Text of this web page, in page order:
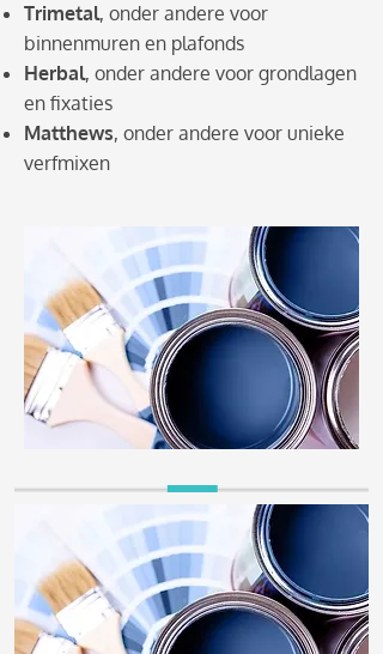
Trimetal, onder andere voor
binnenmuren en plafonds
Herbal, onder andere voor grondlagen
en fixaties
Matthews, onder andere voor unieke
verfmixen